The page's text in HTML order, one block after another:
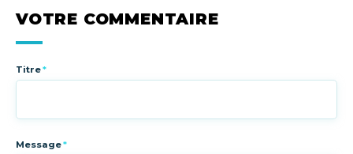
VOTRE COMMENTAIRE
Titre*
Message*